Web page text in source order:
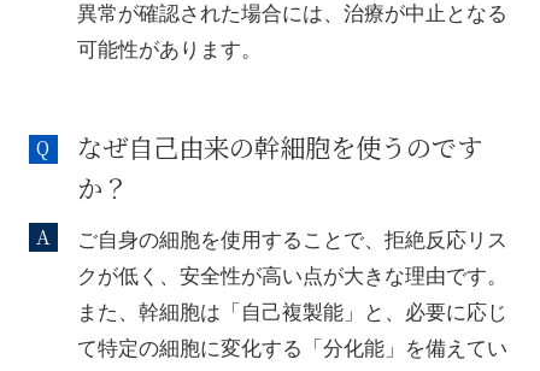
異常が確認された場合には、治療が中止となる
可能性があります。
なぜ自己由来の幹細胞を使うのです
か？
ご自身の細胞を使用することで、拒絶反応リス
クが低く、安全性が高い点が大きな理由です。
また、幹細胞は「自己複製能」と、必要に応じ
て特定の細胞に変化する「分化能」を備えてい